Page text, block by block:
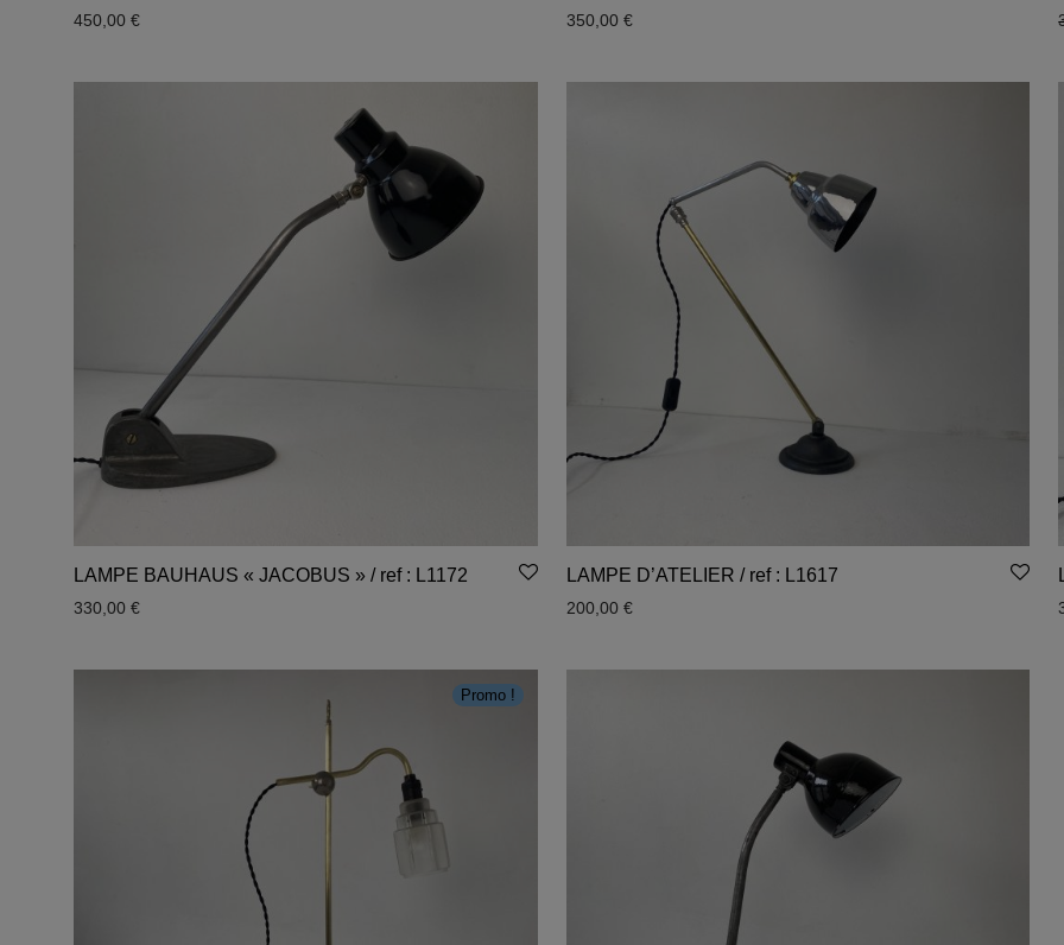
450,00 € 350,00 €
LAMPE BAUHAUS « JACOBUS » / ref : L1172
330,00 €
LAMPE D’ATELIER / ref : L1617
200,00 €
Promo !